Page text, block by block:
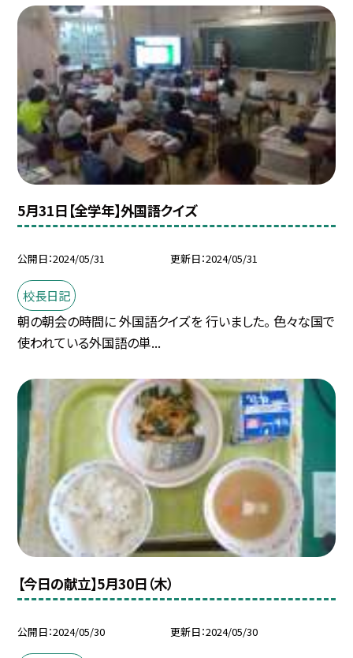
5月31日【全学年】外国語クイズ
公開日 2024/05/31 更新日 2024/05/31
校長日記
朝の朝会の時間に 外国語クイズを 行いました。 色々な国で
使われている外国語の単...
【今日の献立】5月30日（木）
公開日 2024/05/30 更新日 2024/05/30